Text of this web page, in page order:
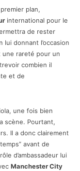
plan,
international pour le
de rester
donnant l’occasion
rareté pour un
combien il
et de
une fois bien
scène. Pourtant,
Il a donc clairement
avant de
d’ambassadeur lui
Manchester City